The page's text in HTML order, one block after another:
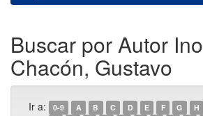
Buscar por Autor
Chacón, Gustavo
Ir a: 0-9 A B C D E F G H